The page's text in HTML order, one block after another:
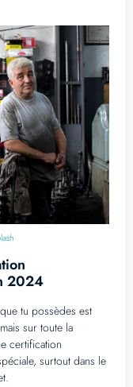
2024
tu possèdes est
sur toute la
certification
surtout dans le